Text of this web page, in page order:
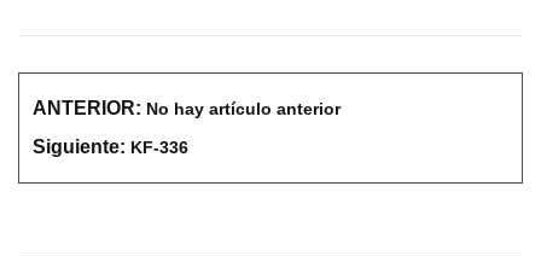
ANTERIOR: No hay artículo anterior
Siguiente: KF-336